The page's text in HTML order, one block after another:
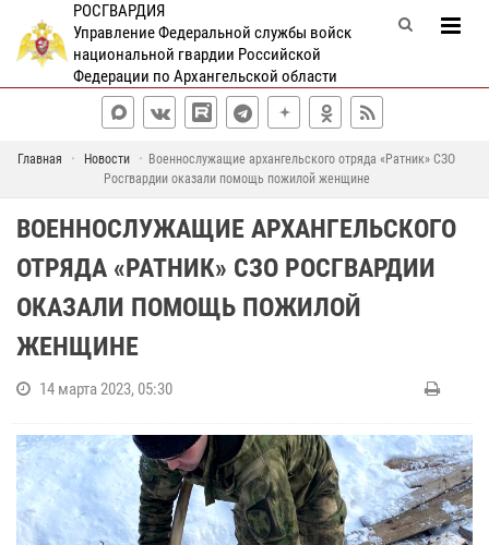
РОСГВАРДИЯ
Управление Федеральной службы войск
национальной гвардии Российской
Федерации по Архангельской области
Главная Новости
Военнослужащие архангельского отряда «Ратник» СЗО
Росгвардии оказали помощь пожилой женщине
ВОЕННОСЛУЖАЩИЕ АРХАНГЕЛЬСКОГО
ОТРЯДА «РАТНИК» СЗО РОСГВАРДИИ
ОКАЗАЛИ ПОМОЩЬ ПОЖИЛОЙ
ЖЕНЩИНЕ
14 марта 2023, 05:30